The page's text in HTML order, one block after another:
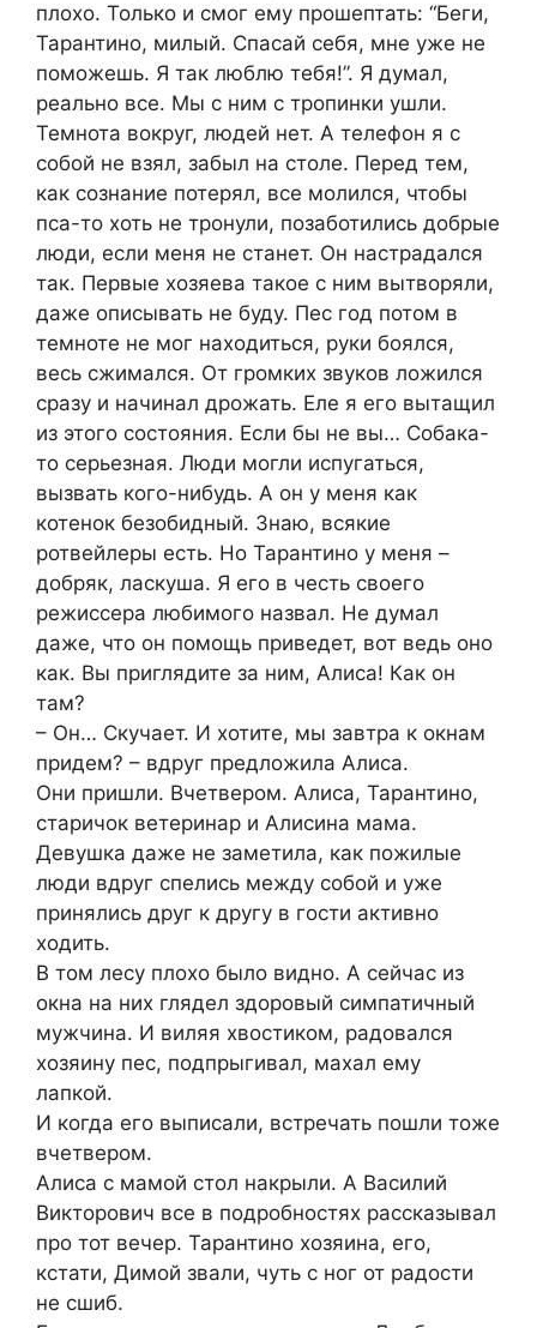
плохо. Только и смог ему прошептать: “Беги,
Тарантино, милый. Спасай себя, мне уже не
поможешь. Я так люблю тебя!”. Я думал,
реально все. Мы с ним с тропинки ушли.
Темнота вокруг, людей нет. А телефон я с
собой не взял, забыл на столе. Перед тем,
как сознание потерял, все молился, чтобы
пса-то хоть не тронули, позаботились добрые
люди, если меня не станет. Он настрадался
так. Первые хозяева такое с ним вытворяли,
даже описывать не буду. Пес год потом в
темноте не мог находиться, руки боялся,
весь сжимался. От громких звуков ложился
сразу и начинал дрожать. Еле я его вытащил
из этого состояния. Если бы не вы… Собака-
то серьезная. Люди могли испугаться,
вызвать кого-нибудь. А он у меня как
котенок безобидный. Знаю, всякие
ротвейлеры есть. Но Тарантино у меня –
добряк, ласкуша. Я его в честь своего
режиссера любимого назвал. Не думал
даже, что он помощь приведет, вот ведь оно
как. Вы приглядите за ним, Алиса! Как он
там?
– Он… Скучает. И хотите, мы завтра к окнам
придем? – вдруг предложила Алиса.
Они пришли. Вчетвером. Алиса, Тарантино,
старичок ветеринар и Алисина мама.
Девушка даже не заметила, как пожилые
люди вдруг спелись между собой и уже
принялись друг к другу в гости активно
ходить.
В том лесу плохо было видно. А сейчас из
окна на них глядел здоровый симпатичный
мужчина. И виляя хвостиком, радовался
хозяину пес, подпрыгивал, махал ему
лапкой.
И когда его выписали, встречать пошли тоже
вчетвером.
Алиса с мамой стол накрыли. А Василий
Викторович все в подробностях рассказывал
про тот вечер. Тарантино хозяина, его,
кстати, Димой звали, чуть с ног от радости
не сшиб.